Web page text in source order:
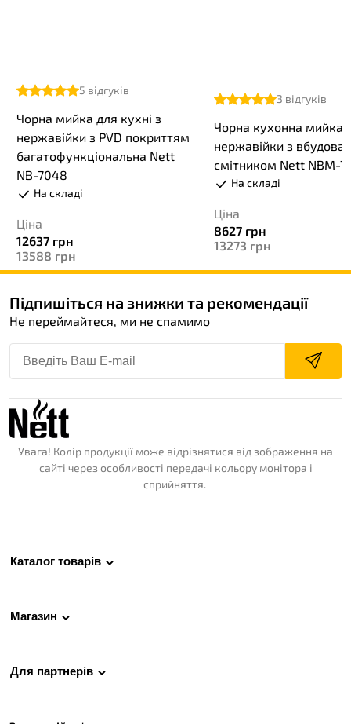
5 відгуків
Чорна мийка для кухні з
нержавійки з PVD покриттям
багатофункціональна Nett
NB-7048
На складі
Ціна
12637 грн
13588 грн
3 відгуків
Чорна кухонна мийка
нержавійки з
смітником Nett NBM-
На складі
Ціна
8627 грн
13273 грн
Підпишіться на знижки та рекомендації
Не переймайтеся, ми не спамимо
Увага! Колір продукції може відрізнятися від зображення на
сайті через особливості передачі кольору монітора і
сприйняття.
Каталог товарів
Магазин
Для партнерів